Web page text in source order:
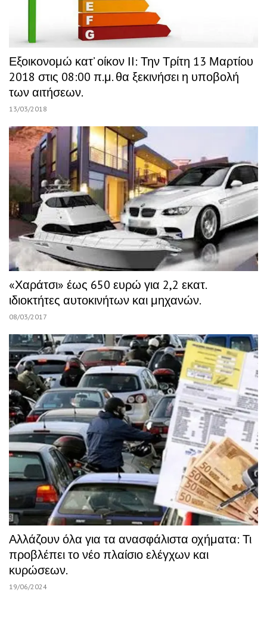
Εξοικονομώ κατ’ οίκον ΙΙ: Την Τρίτη 13 Μαρτίου
2018 στις 08:00 π.μ. θα ξεκινήσει η υποβολή
των αιτήσεων.
13/03/2018
«Χαράτσι» έως 650 ευρώ για 2,2 εκατ.
ιδιοκτήτες αυτοκινήτων και μηχανών.
08/03/2017
Αλλάζουν όλα για τα ανασφάλιστα οχήματα: Τι
προβλέπει το νέο πλαίσιο ελέγχων και
κυρώσεων.
19/06/2024